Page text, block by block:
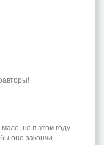
но в этом году
оно закончи